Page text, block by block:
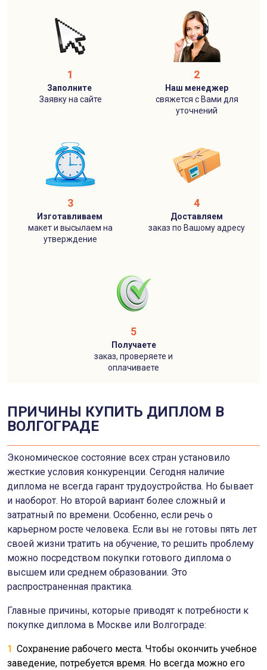
1
Заполните
Заявку на сайте
2
Наш менеджер
свяжется с Вами для
уточнений
3
Изготавливаем
макет и высылаем на
утверждение
4
Доставляем
заказ по Вашому адресу
5
Получаете
заказ, проверяете и
оплачиваете
ПРИЧИНЫ КУПИТЬ ДИПЛОМ В
ВОЛГОГРАДЕ
Экономическое состояние всех стран установило
жесткие условия конкуренции. Сегодня наличие
диплома не всегда гарант трудоустройства. Но бывает
и наоборот. Но второй вариант более сложный и
затратный по времени. Особенно, если речь о
карьерном росте человека. Если вы не готовы пять лет
своей жизни тратить на обучение, то решить проблему
можно посредством покупки готового диплома о
высшем или среднем образовании. Это
распространенная практика.
Главные причины, которые приводят к потребности к
покупке диплома в Москве или Волгограде:
Сохранение рабочего места. Чтобы окончить учебное
заведение, потребуется время. Но всегда можно его